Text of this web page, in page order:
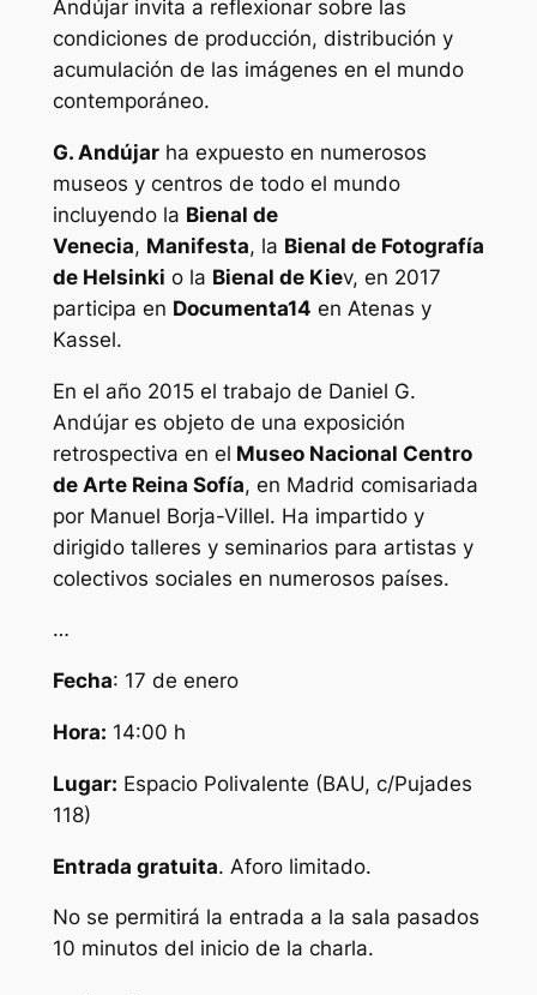
Andújar invita a reflexionar sobre las
condiciones de producción, distribución y
acumulación de las imágenes en el mundo
contemporáneo.
G. Andújarha expuesto en numerosos
museos y centros de todo el mundo
incluyendo la Bienal de
Venecia, Manifesta, la Bienal de Fotografía
de Helsinki o la Bienal de Kiev, en 2017
participa en Documenta14 en Atenas y
Kassel.
En el año 2015 el trabajo de Daniel G.
Andújar es objeto de una exposición
retrospectiva en el Museo Nacional Centro
de Arte Reina Sofía, en Madrid comisariada
por Manuel Borja-Villel. Ha impartido y
dirigido talleres y seminarios para artistas y
colectivos sociales en numerosos países.
…
Fecha: 17 de enero
Hora: 14:00 h
Lugar: Espacio Polivalente (BAU, c/Pujades
118)
Entrada gratuita. Aforo limitado.
No se permitirá la entrada a la sala pasados
10 minutos del inicio de la charla.